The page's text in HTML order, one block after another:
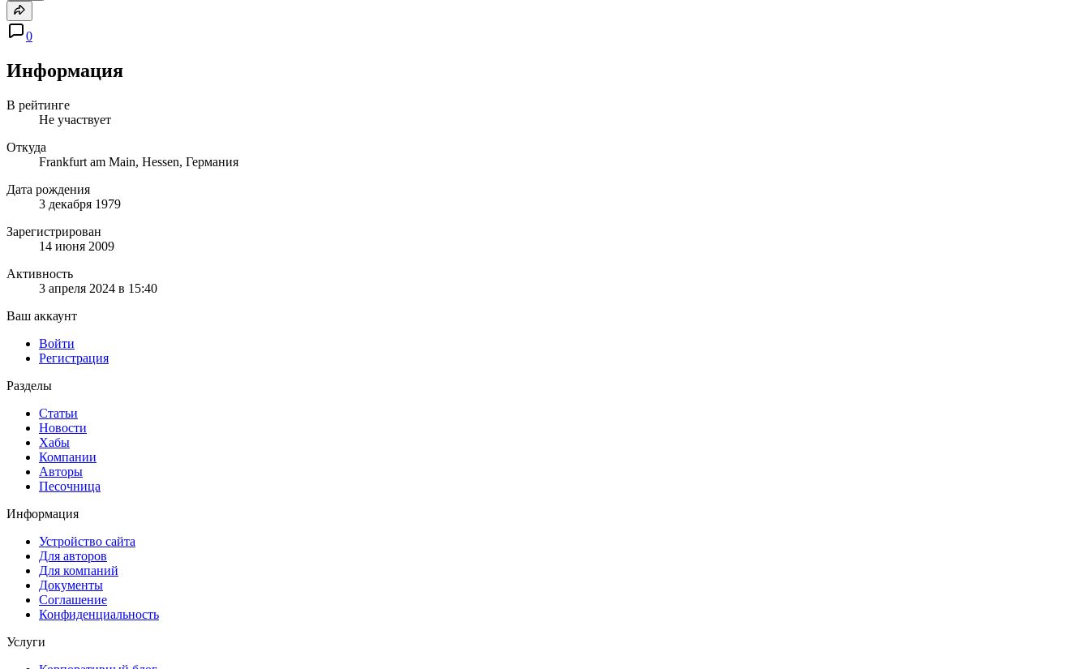
0
Информация
В рейтинге
Не участвует
Откуда
Frankfurt am Main, Hessen, Германия
Дата рождения
3 декабря 1979
Зарегистрирован
14 июня 2009
Активность
3 апреля 2024 в 15:40
Ваш аккаунт
Войти
Регистрация
Разделы
Статьи
Новости
Хабы
Компании
Авторы
Песочница
Информация
Устройство сайта
Для авторов
Для компаний
Документы
Соглашение
Конфиденциальность
Услуги